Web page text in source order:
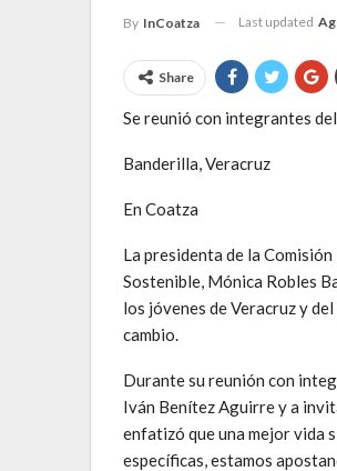
By InCoatza Last updated
Share
Se reunió con integrantes
Banderilla, Veracruz
En Coatza
La presidenta de la
Sostenible, Mónica Robles
los jóvenes de Veracruz y
cambio.
Durante su reunión con
Iván Benítez Aguirre y a
enfatizó que una mejor vida
específicas, estamos